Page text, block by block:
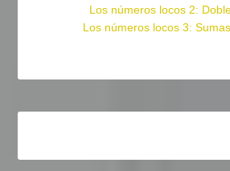
Los números locos 2:
Los números locos 3: